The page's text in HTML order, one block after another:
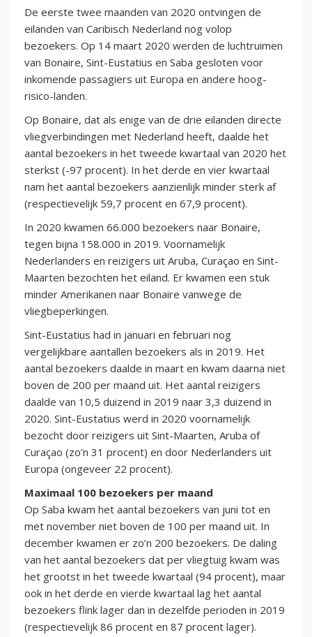
De eerste twee maanden van 2020 ontvingen de
eilanden van Caribisch Nederland nog volop
bezoekers. Op 14 maart 2020 werden de luchtruimen
van Bonaire, Sint-Eustatius en Saba gesloten voor
inkomende passagiers uit Europa en andere hoog-
risico-landen.
Op Bonaire, dat als enige van de drie eilanden directe
vliegverbindingen met Nederland heeft, daalde het
aantal bezoekers in het tweede kwartaal van 2020 het
sterkst (-97 procent). In het derde en vier kwartaal
nam het aantal bezoekers aanzienlijk minder sterk af
(respectievelijk 59,7 procent en 67,9 procent).
In 2020 kwamen 66.000 bezoekers naar Bonaire,
tegen bijna 158.000 in 2019. Voornamelijk
Nederlanders en reizigers uit Aruba, Curaçao en Sint-
Maarten bezochten het eiland. Er kwamen een stuk
minder Amerikanen naar Bonaire vanwege de
vliegbeperkingen.
Sint-Eustatius had in januari en februari nog
vergelijkbare aantallen bezoekers als in 2019. Het
aantal bezoekers daalde in maart en kwam daarna niet
boven de 200 per maand uit. Het aantal reizigers
daalde van 10,5 duizend in 2019 naar 3,3 duizend in
2020. Sint-Eustatius werd in 2020 voornamelijk
bezocht door reizigers uit Sint-Maarten, Aruba of
Curaçao (zo’n 31 procent) en door Nederlanders uit
Europa (ongeveer 22 procent).
Maximaal 100 bezoekers per maand
Op Saba kwam het aantal bezoekers van juni tot en
met november niet boven de 100 per maand uit. In
december kwamen er zo’n 200 bezoekers. De daling
van het aantal bezoekers dat per vliegtuig kwam was
het grootst in het tweede kwartaal (94 procent), maar
ook in het derde en vierde kwartaal lag het aantal
bezoekers flink lager dan in dezelfde perioden in 2019
(respectievelijk 86 procent en 87 procent lager).